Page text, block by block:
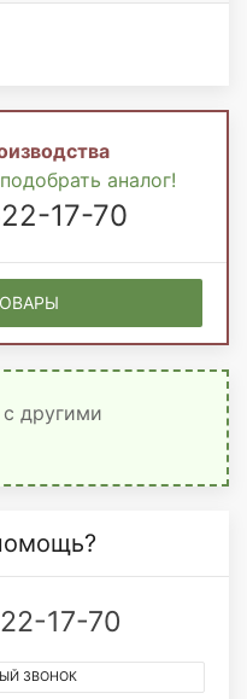
аналог!
17-70
другими
17-70
ЗВОНОК